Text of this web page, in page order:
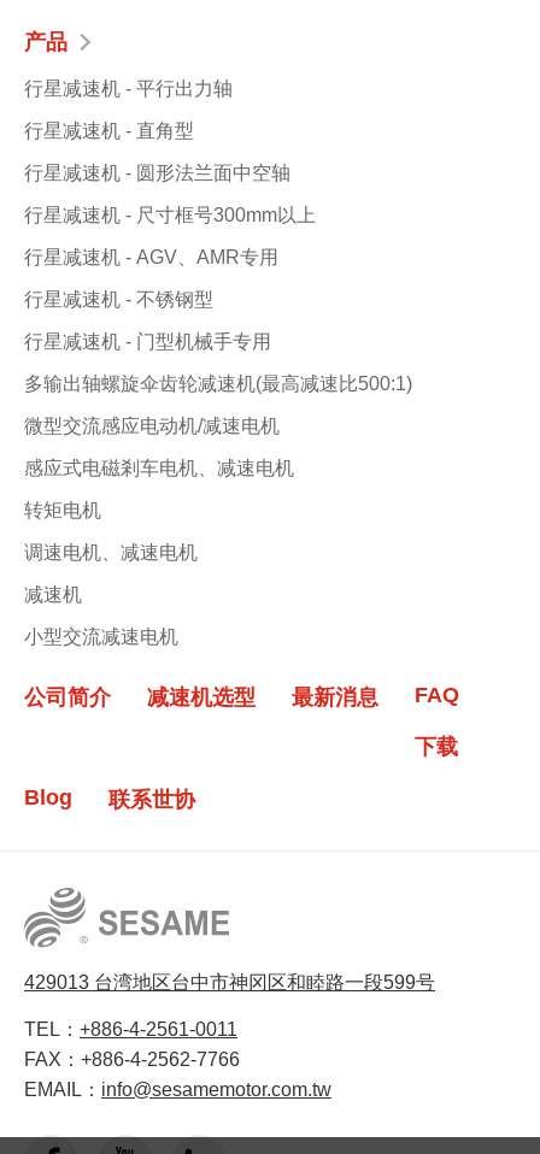
产品
行星减速机 - 平行出力轴
行星减速机 - 直角型
行星减速机 - 圆形法兰面中空轴
行星减速机 - 尺寸框号300mm以上
行星减速机 - AGV、AMR专用
行星减速机 - 不锈钢型
行星减速机 - 门型机械手专用
多输出轴螺旋伞齿轮减速机(最高减速比500:1)
微型交流感应电动机/减速电机
感应式电磁剎车电机、减速电机
转矩电机
调速电机、减速电机
减速机
小型交流减速电机
公司简介 减速机选型 最新消息 FAQ
下载
Blog 联系世协
429013 台湾地区台中市神冈区和睦路一段599号
TEL： +886-4-2561-0011
FAX： +886-4-2562-7766
EMAIL： info@sesamemotor.com.tw